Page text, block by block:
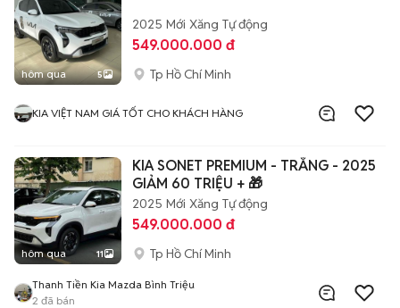
hôm qua 5
2025 Mới Xăng Tự động
549.000.000 đ
Tp Hồ Chí Minh
KIA VIỆT NAM GIÁ TỐT CHO KHÁCH HÀNG
hôm qua 11
KIA SONET PREMIUM - TRẮNG - 2025
GIẢM 60 TRIỆU + 🎁
2025 Mới Xăng Tự động
549.000.000 đ
Tp Hồ Chí Minh
Thanh Tiền Kia Mazda Bình Triệu
2 đã bán